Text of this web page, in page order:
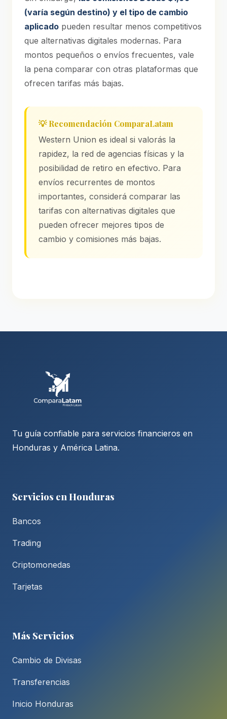
(varía según destino) y el tipo de cambio
aplicado pueden resultar menos competitivos
que alternativas digitales modernas. Para
montos pequeños o envíos frecuentes, vale
la pena comparar con otras plataformas que
ofrecen tarifas más bajas.
💡 Recomendación ComparaLatam
Western Union es ideal si valorás la
rapidez, la red de agencias físicas y la
posibilidad de retiro en efectivo. Para
envíos recurrentes de montos
importantes, considerá comparar las
tarifas con alternativas digitales que
pueden ofrecer mejores tipos de
cambio y comisiones más bajas.
Tu guía confiable para servicios financieros en
Honduras y América Latina.
Servicios en Honduras
Bancos
Trading
Criptomonedas
Tarjetas
Más Servicios
Cambio de Divisas
Transferencias
Inicio Honduras